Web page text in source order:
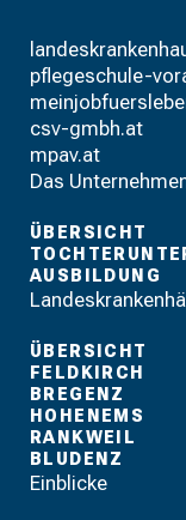
pflegeschule-
csv-gmbh.at
mpav.at
Das
ÜBERSICHT
AUSBILDUNG
ÜBERSICHT
FELDKIRCH
BREGENZ
HOHENEMS
RANKWEIL
BLUDENZ
Einblicke